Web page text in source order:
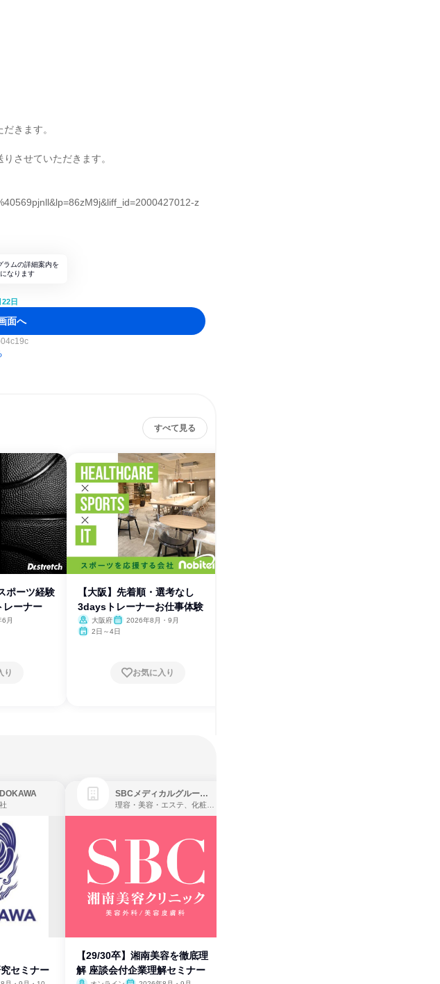
きます。
させていただきます。
z
ラムの詳細案内を
なります
日
面へ
すべて見る
ポーツ経験
ーナー
月
り
【大阪】先着順・選考なし
3daysトレーナーお仕事体験
大阪府
2026年8月・9月
2日～4日
お気に入り
セミナー
SBCメディカルグループ株式会社
理容・美容・エステ、化粧品・理美容用品小売、医療・病院
【29/30卒】湘南美容を徹底理
解 座談会付企業理解セミナー